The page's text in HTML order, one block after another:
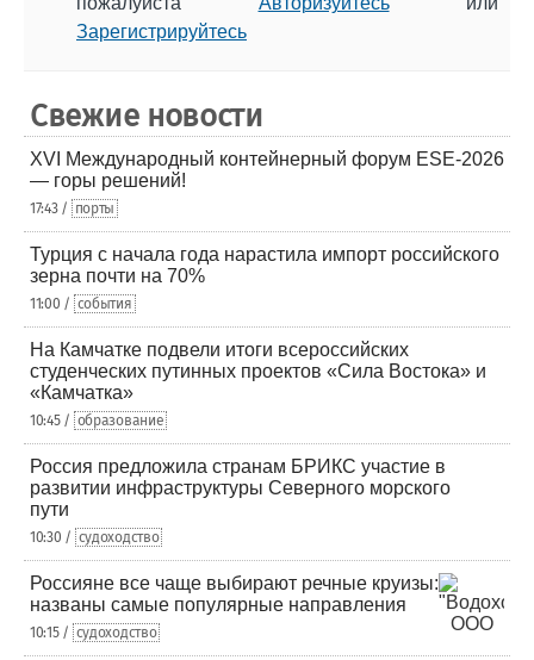
Зарегистрируйтесь
Свежие новости
XVI Международный контейнерный форум ESE-2026
— горы решений!
17:43 / порты
Турция с начала года нарастила импорт российского
зерна почти на 70%
11:00 / события
На Камчатке подвели итоги всероссийских
студенческих путинных проектов «Сила Востока» и
«Камчатка»
10:45 / образование
Россия предложила странам БРИКС участие в
развитии инфраструктуры Северного морского
пути
10:30 / судоходство
Россияне все чаще выбирают речные круизы:
названы самые популярные направления
10:15 / судоходство